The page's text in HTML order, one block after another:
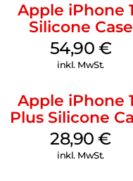
Apple iPhone
Silicone Case
MagSafe Black
54,90 €
inkl. MwSt.
Apple iPhone
Plus Silicone
MagSafe Black
28,90€
inkl. MwSt.